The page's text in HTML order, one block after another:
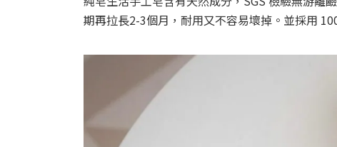
期再拉長2-3個月，耐用又不容易壞掉。並採用